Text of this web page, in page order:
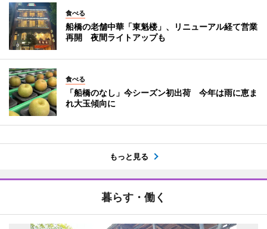
食べる
船橋の老舗中華「東魁楼」、リニューアル経て営業
再開 夜間ライトアップも
食べる
「船橋のなし」今シーズン初出荷 今年は雨に恵ま
れ大玉傾向に
もっと見る
暮らす・働く